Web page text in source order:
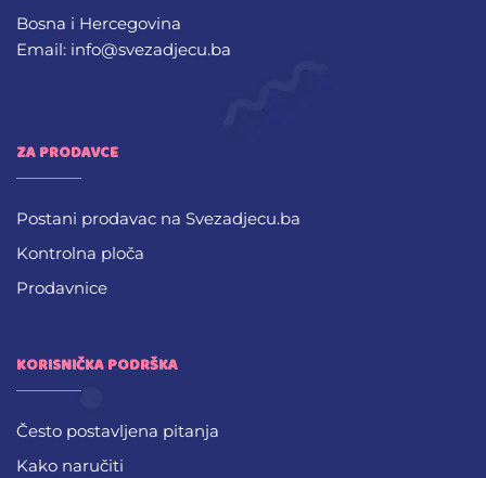
Bosna i Hercegovina
Email: info@svezadjecu.ba
ZA PRODAVCE
Postani prodavac na Svezadjecu.ba
Kontrolna ploča
Prodavnice
KORISNIČKA PODRŠKA
Često postavljena pitanja
Kako naručiti